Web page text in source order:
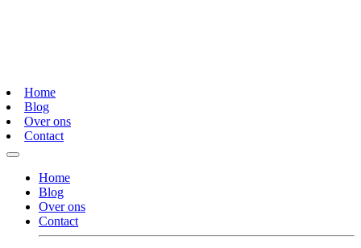
Home
Blog
Over ons
Contact
Home
Blog
Over ons
Contact